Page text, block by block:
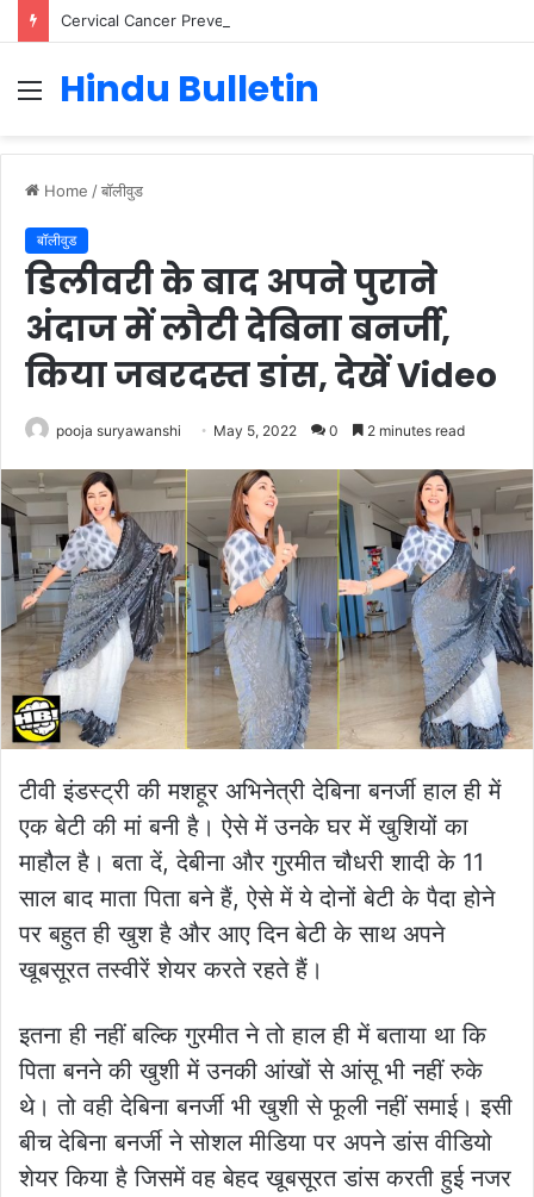
Menu
Hindu Bulletin
Home /बॉलीवुड
बॉलीवुड
डिलीवरी के बाद अपने पुराने
अंदाज में लौटी देबिना बनर्जी,
किया जबरदस्त डांस, देखें Video
pooja suryawanshi May 5, 2022 0 2 minutes read
टीवी इंडस्ट्री की मशहूर अभिनेत्री देबिना बनर्जी हाल ही में
एक बेटी की मां बनी है। ऐसे में उनके घर में खुशियों का
माहौल है। बता दें, देबीना और गुरमीत चौधरी शादी के 11
साल बाद माता पिता बने हैं, ऐसे में ये दोनों बेटी के पैदा होने
पर बहुत ही खुश है और आए दिन बेटी के साथ अपने
खूबसूरत तस्वीरें शेयर करते रहते हैं।
इतना ही नहीं बल्कि गुरमीत ने तो हाल ही में बताया था कि
पिता बनने की खुशी में उनकी आंखों से आंसू भी नहीं रुके
थे। तो वही देबिना बनर्जी भी खुशी से फूली नहीं समाई। इसी
बीच देबिना बनर्जी ने सोशल मीडिया पर अपने डांस वीडियो
शेयर किया है जिसमें वह बेहद खूबसूरत डांस करती हुई नजर